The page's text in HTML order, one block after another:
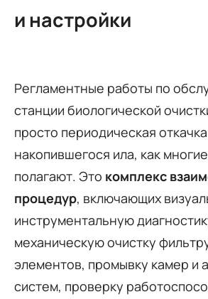
и настройки
Регламентные работы по
станции биологической
просто периодическая откачка
накопившегося ила, как
полагают. Это комплекс
процедур, включающих
инструментальную
механическую очистку
элементов, промывку камер и
систем, проверку